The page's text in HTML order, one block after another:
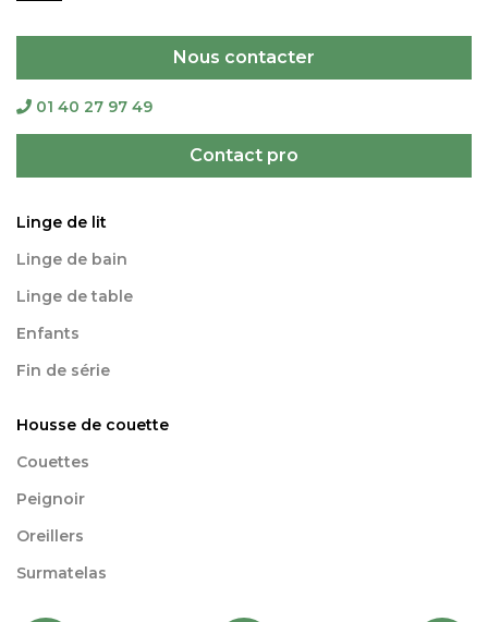
Nous contacter
01 40 27 97 49
Contact pro
Linge de lit
Linge de bain
Linge de table
Enfants
Fin de série
Housse de couette
Couettes
Peignoir
Oreillers
Surmatelas